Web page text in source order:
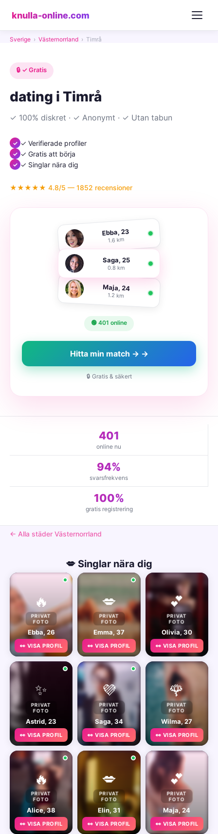
knulla-online.com
Sverige › Västernorrland › Timrå
🔒 ✓ Gratis
dating i Timrå
✓ 100% diskret · ✓ Anonymt · ✓ Utan tabun
✓ Verifierade profiler
✓ Gratis att börja
✓ Singlar nära dig
★★★★★ 4.8/5 — 1852 recensioner
Ebba, 23
1.6 km
Saga, 25
0.8 km
Maja, 24
1.2 km
🟢 401 online
Hitta min match → →
🔒 Gratis & säkert
401
online nu
94%
svarsfrekvens
100%
gratis registrering
← Alla städer Västernorrland
💋 Singlar nära dig
🔥
PRIVAT
FOTO
Ebba, 26
👀 VISA PROFIL
💋
PRIVAT
FOTO
Emma, 37
👀 VISA PROFIL
💕
PRIVAT
FOTO
Olivia, 30
👀 VISA PROFIL
✨
PRIVAT
FOTO
Astrid, 23
👀 VISA PROFIL
💜
PRIVAT
FOTO
Saga, 34
👀 VISA PROFIL
🌹
PRIVAT
FOTO
Wilma, 27
👀 VISA PROFIL
🔥
PRIVAT
FOTO
Alice, 38
👀 VISA PROFIL
💋
PRIVAT
FOTO
Elin, 31
👀 VISA PROFIL
💕
PRIVAT
FOTO
Maja, 24
👀 VISA PROFIL